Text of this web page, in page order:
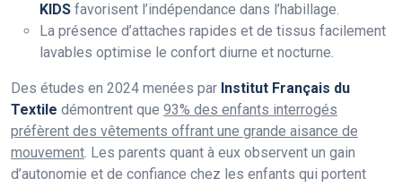
KIDS favorisent l’indépendance dans l’habillage.
La présence d’attaches rapides et de tissus facilement
lavables optimise le confort diurne et nocturne.
Des études en 2024 menées par Institut Français du
Textile démontrent que 93% des enfants interrogés
préfèrent des vêtements offrant une grande aisance de
mouvement. Les parents quant à eux observent un gain
d’autonomie et de confiance chez les enfants qui portent